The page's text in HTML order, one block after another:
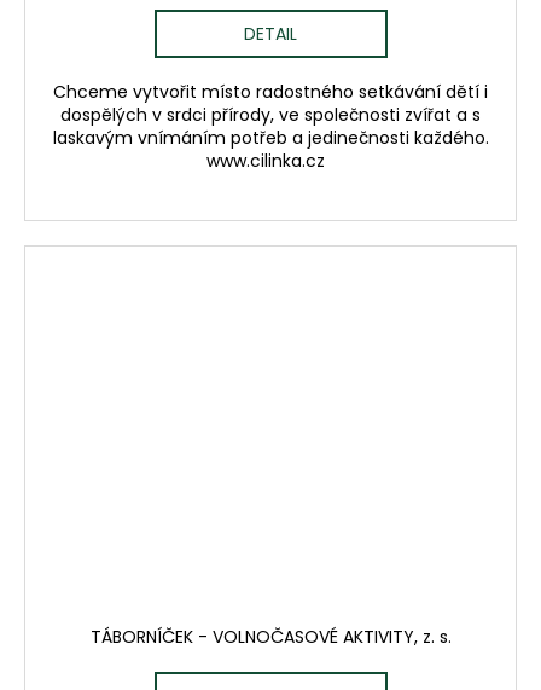
DETAIL
Chceme vytvořit místo radostného setkávání dětí i
dospělých v srdci přírody, ve společnosti zvířat a s
laskavým vnímáním potřeb a jedinečnosti každého.
www.cilinka.cz
TÁBORNÍČEK - VOLNOČASOVÉ AKTIVITY, z. s.